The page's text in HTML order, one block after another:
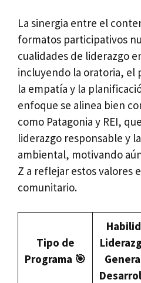
La sinergia entre el
formatos participativos
cualidades de liderazgo
incluyendo la oratoria, el
la empatía y la
enfoque se alinea bien
como Patagonia y REI,
liderazgo responsable y
ambiental, motivando
Z a reflejar estos valores
comunitario.
Tipo de
Programa 🎯